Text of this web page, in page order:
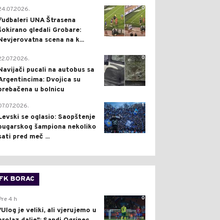
0
UNA Štrasena
gledali Grobare:
scena na k...
0
pucali na autobus sa
Dvojica su
u bolnicu
1
se oglasio: Saopštenje
šampiona nekoliko
pred meč ...
BORAC
0
4 h
je veliki, ali vjerujemo u